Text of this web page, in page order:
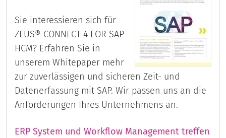
Sie interessieren sich für
ZEUS® CONNECT 4 FOR SAP
HCM? Erfahren Sie in
unserem Whitepaper mehr
zur zuverlässigen und sicheren Zeit- und
Datenerfassung mit SAP. Wir passen uns an die
Anforderungen Ihres Unternehmens an.
ERP System und Workflow Management treffen